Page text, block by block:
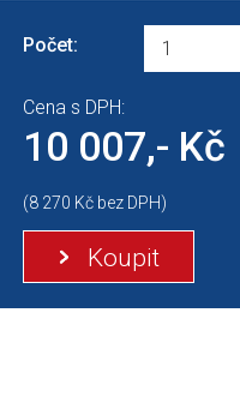
Počet:
Cena s DPH:
10 007,- Kč
(8 270 Kč bez DPH)
Koupit